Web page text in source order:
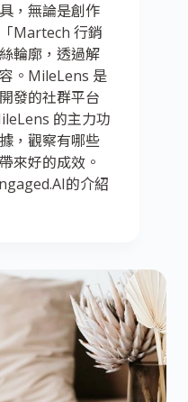
，無論是創作
Martech 行銷
輪廓，透過解
。MileLens 是
發的社群平台
的主力功
，觀察有哪些
來好的成效。
的介紹